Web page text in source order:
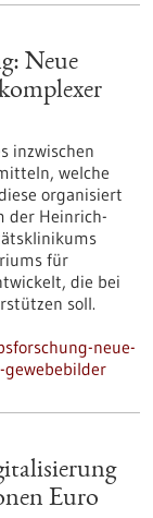
Neue
inzwischen
welche
organisiert
der Heinrich-
für
die bei
soll.
neue-
gewebebilder
Euro